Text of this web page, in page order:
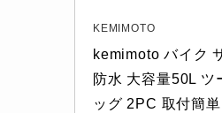
KEMIMOTO
kemimoto バイク
防水 大容量50L ツ
ッグ 2PC 取付簡